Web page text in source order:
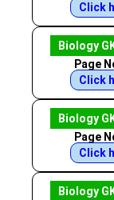
Click
Biology
Page
Click
Biology
Page
Click
Biology